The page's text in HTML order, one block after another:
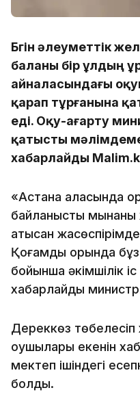
Бүгін әлеуметтік
баланы бір ұлдың
айналасындағы
қарап тұрғанына
еді. Оқу-ағарту
қатысты
хабарлайды
«Астана қаласында
байланысты мынаны
қатысқан
Қоғамдық орында
бойынша әкімшілік
хабарлайды
Дереккөз төбелесіп
оқушылары екенін
мектеп ішіндегі
болды.